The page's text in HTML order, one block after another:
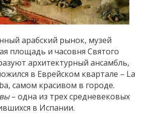
арабский рынок, музей
площадь и часовня Святого
архитектурный ансамбль,
в Еврейском квартале – La
самом красивом в городе.
– одна из трех средневековых
в Испании.